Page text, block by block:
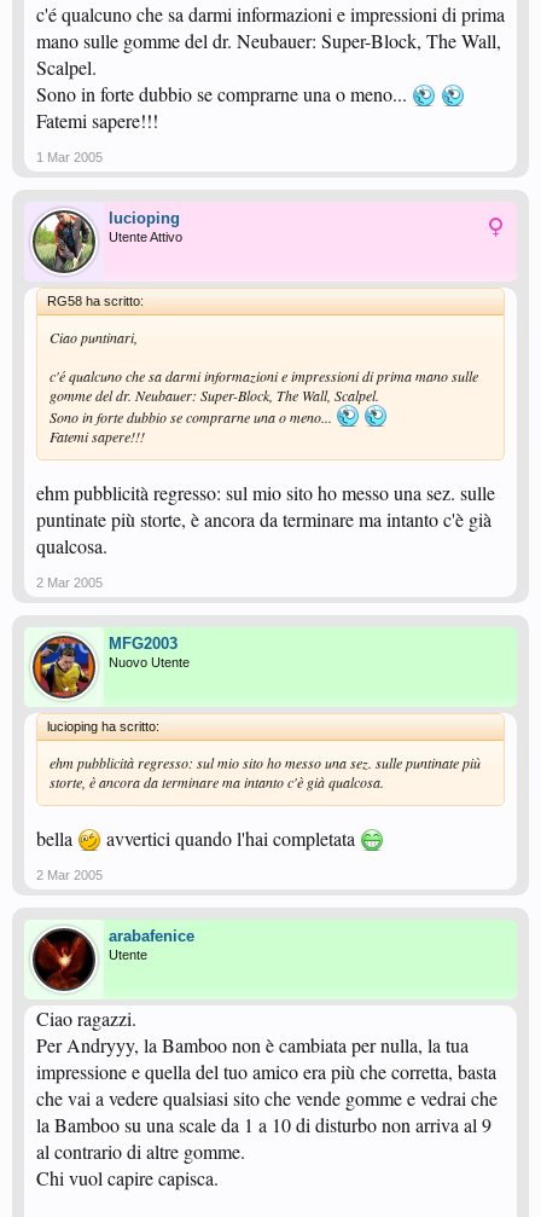
c'é qualcuno che sa darmi informazioni e impressioni di prima
mano sulle gomme del dr. Neubauer: Super-Block, The Wall,
Scalpel.
Sono in forte dubbio se comprarne una o meno...
Fatemi sapere!!!
1 Mar 2005
lucioping
Utente Attivo
RG58 ha scritto:
Ciao puntinari,
c'é qualcuno che sa darmi informazioni e impressioni di prima mano sulle
gomme del dr. Neubauer: Super-Block, The Wall, Scalpel.
Sono in forte dubbio se comprarne una o meno...
Fatemi sapere!!!
ehm pubblicità regresso: sul mio sito ho messo una sez. sulle
puntinate più storte, è ancora da terminare ma intanto c'è già
qualcosa.
2 Mar 2005
MFG2003
Nuovo Utente
lucioping ha scritto:
ehm pubblicità regresso: sul mio sito ho messo una sez. sulle puntinate più
storte, è ancora da terminare ma intanto c'è già qualcosa.
bella avvertici quando l'hai completata
2 Mar 2005
arabafenice
Utente
Ciao ragazzi.
Per Andryyy, la Bamboo non è cambiata per nulla, la tua
impressione e quella del tuo amico era più che corretta, basta
che vai a vedere qualsiasi sito che vende gomme e vedrai che
la Bamboo su una scale da 1 a 10 di disturbo non arriva al 9
al contrario di altre gomme.
Chi vuol capire capisca.